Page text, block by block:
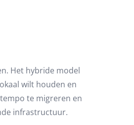
Het hybride model
wilt houden en
te migreren en
infrastructuur.